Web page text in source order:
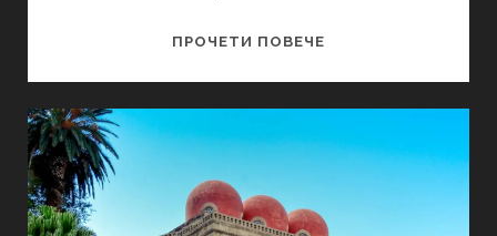
ПРОЧЕТИ ПОВЕЧЕ
ТАОРМИНА